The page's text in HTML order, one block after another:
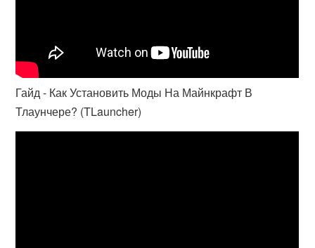
Гайд - Как Установить Моды На Майнкрафт В
Тлаунчере? (TLauncher)